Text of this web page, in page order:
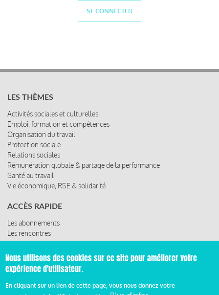
LES THÈMES
Activités sociales et culturelles
Emploi, formation et compétences
Organisation du travail
Protection sociale
Relations sociales
Rémunération globale & partage de la performance
Santé au travail
Vie économique, RSE & solidarité
ACCÈS RAPIDE
Les abonnements
Les rencontres
Les ressources
© 2019 Miroir Social - Réalisé parCafffeine
Nous utilisons des cookies sur ce site pour améliorer votre
expérience d'utilisateur.
En cliquant sur un lien de cette page, vous nous donnez votre